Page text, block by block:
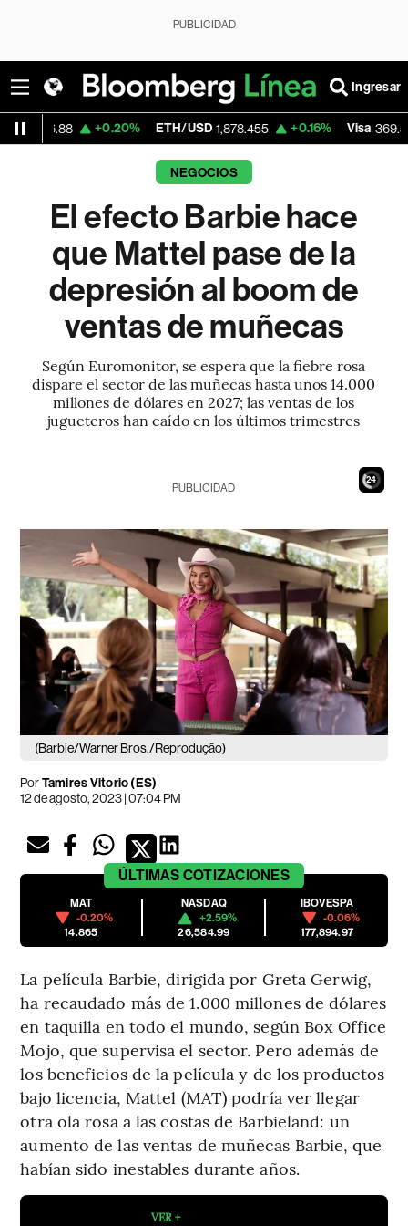
PUBLICIDAD
Ingresar
+0.20% ETH/USD 1,878.455 +0.16% Visa 369.59 +1.07%
NEGOCIOS
El efecto Barbie hace
que Mattel pase de la
depresión al boom de
ventas de muñecas
Según Euromonitor, se espera que la fiebre rosa
dispare el sector de las muñecas hasta unos 14.000
millones de dólares en 2027; las ventas de los
jugueteros han caído en los últimos trimestres
22
PUBLICIDAD
(Barbie/Warner Bros./Reprodução)
PorTamires Vitorio (ES)
12 de agosto, 2023 | 07:04 PM
ÚLTIMAS COTIZACIONES
MAT
-0.20%
14.865
NASDAQ
+2.59%
26,584.99
IBOVESPA
-0.06%
177,894.97
La película Barbie, dirigida por Greta Gerwig,
ha recaudado más de 1.000 millones de dólares
en taquilla en todo el mundo, según Box Office
Mojo, que supervisa el sector. Pero además de
los beneficios de la película y de los productos
bajo licencia, Mattel (MAT) podría ver llegar
otra ola rosa a las costas de Barbieland: un
aumento de las ventas de muñecas Barbie, que
habían sido inestables durante años.
VER +